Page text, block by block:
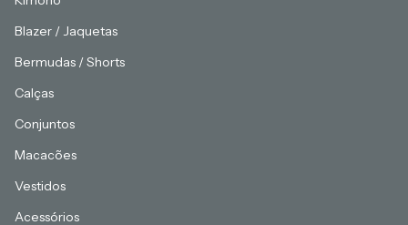
Blazer / Jaquetas
Bermudas / Shorts
Calças
Conjuntos
Macacões
Vestidos
Acessórios